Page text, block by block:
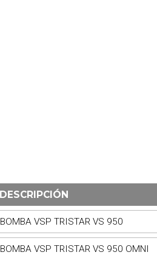
DESCRIPCIÓN
BOMBA VSP TRISTAR VS 950
BOMBA VSP TRISTAR VS 950 OMNI